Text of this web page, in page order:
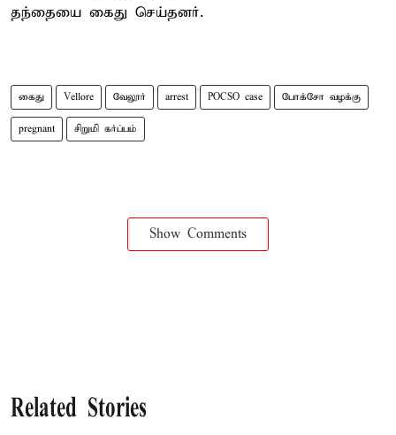
தந்தையை கைது செய்தனர்.
கைது Vellore வேலூர் arrest POCSO case போக்சோ வழக்கு
pregnant சிறுமி கர்ப்பம்
Show Comments
Related Stories